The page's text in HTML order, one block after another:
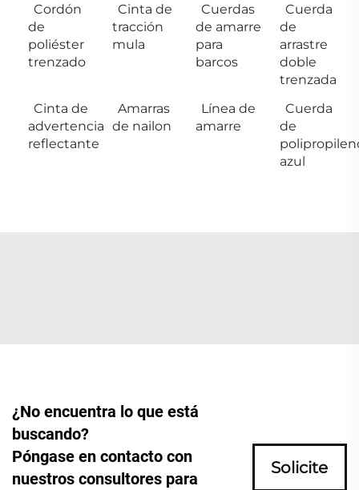
Cordón
de
poliéster
trenzado
Cinta de
tracción
mula
Cuerdas
de amarre
para
barcos
Cuerda
de
arrastre
doble
trenzada
Cinta de
advertencia
reflectante
Amarras
de nailon
Línea de
amarre
Cuerda
de
azul
¿No encuentra lo que está
buscando?
Póngase en contacto con
nuestros consultores para
Solicite